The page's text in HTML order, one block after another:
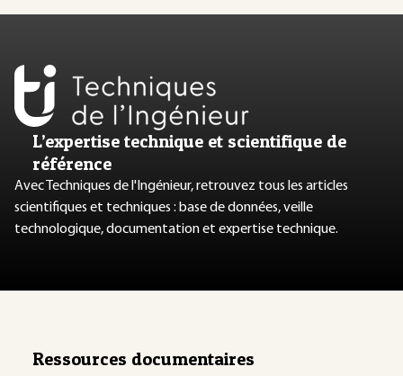
L’expertise technique et scientifique de
référence
Avec Techniques de l'Ingénieur, retrouvez tous les articles
scientifiques et techniques : base de données, veille
technologique, documentation et expertise technique.
Ressources documentaires